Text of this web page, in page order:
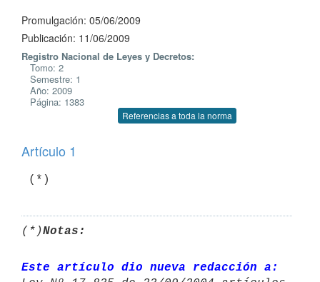
Promulgación: 05/06/2009
Publicación: 11/06/2009
Registro Nacional de Leyes y Decretos:
Tomo: 2
Semestre: 1
Año: 2009
Página: 1383
Referencias a toda la norma
Artículo 1
(*)
(*)Notas:
Este artículo dio nueva redacción a: